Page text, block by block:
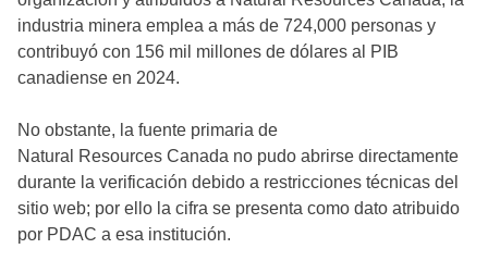
industria minera emplea a más de 724,000 personas y
contribuyó con 156 mil millones de dólares al PIB
canadiense en 2024.
No obstante, la fuente primaria de
Natural Resources Canada no pudo abrirse directamente
durante la verificación debido a restricciones técnicas del
sitio web; por ello la cifra se presenta como dato atribuido
por PDAC a esa institución.